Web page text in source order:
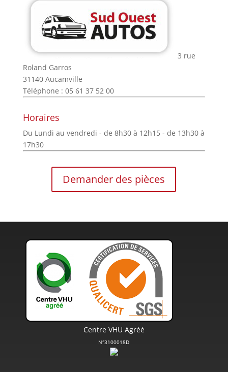
3 rue
Roland Garros
31140 Aucamville
Téléphone : 05 61 37 52 00
Horaires
Du Lundi au vendredi - de 8h30 à 12h15 - de 13h30 à
17h30
Demander des pièces
Centre VHU Agréé
N°3100018D